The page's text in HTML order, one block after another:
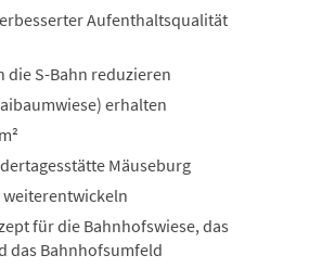
Aufenthaltsqualität
die S-Bahn reduzieren
erhalten
Mäuseburg
für die Bahnhofswiese, das
das Bahnhofsumfeld